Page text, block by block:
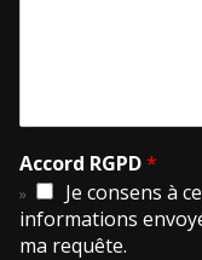
Accord RGPD*
Je consens à
informations
ma requête.